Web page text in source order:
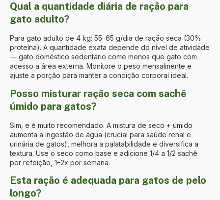
Qual a quantidade diária de ração para
gato adulto?
Para gato adulto de 4 kg: 55–65 g/dia de ração seca (30%
proteína). A quantidade exata depende do nível de atividade
— gato doméstico sedentário come menos que gato com
acesso a área externa. Monitore o peso mensalmente e
ajuste a porção para manter a condição corporal ideal.
Posso misturar ração seca com sachê
úmido para gatos?
Sim, e é muito recomendado. A mistura de seco + úmido
aumenta a ingestão de água (crucial para saúde renal e
urinária de gatos), melhora a palatabilidade e diversifica a
textura. Use o seco como base e adicione 1/4 a 1/2 sachê
por refeição, 1–2x por semana.
Esta ração é adequada para gatos de pelo
longo?